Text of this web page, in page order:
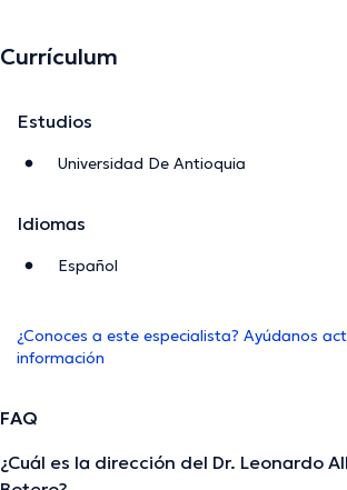
Currículum
Estudios
Universidad De Antioquia
Idiomas
Español
¿Conoces a este especialista? Ayúdanos
información
FAQ
¿Cuál es la dirección del Dr. Leonardo